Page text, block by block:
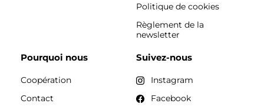
Politique de cookies
Règlement de la
newsletter
Pourquoi nous
Coopération
Contact
Suivez-nous
Instagram
Facebook